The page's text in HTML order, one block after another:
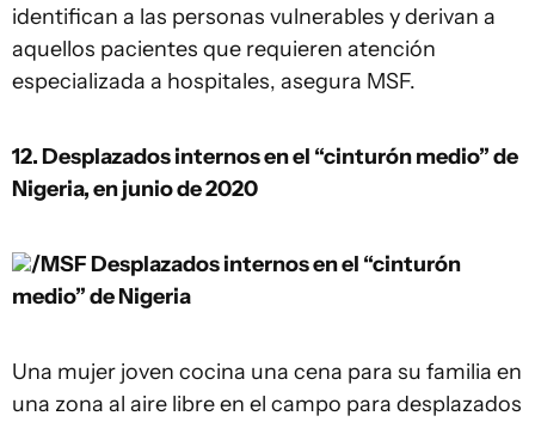
identifican a las personas vulnerables y derivan a
aquellos pacientes que requieren atención
especializada a hospitales, asegura MSF.
12. Desplazados internos en el “cinturón medio” de
Nigeria, en junio de 2020
/MSF Desplazados internos en el “cinturón
medio” de Nigeria
Una mujer joven cocina una cena para su familia en
una zona al aire libre en el campo para desplazados